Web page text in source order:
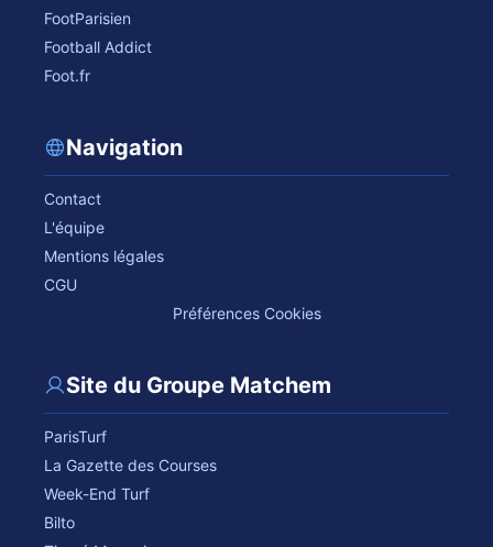
FootParisien
Football Addict
Foot.fr
Navigation
Contact
L'équipe
Mentions légales
CGU
Préférences Cookies
Site du Groupe Matchem
ParisTurf
La Gazette des Courses
Week-End Turf
Bilto